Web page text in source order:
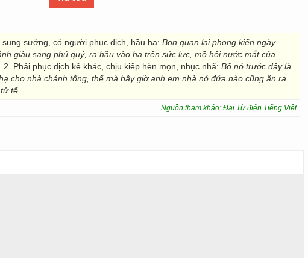
sung sướng, có người phục dịch, hầu hạ: Bọn quan lại phong kiến ngày
giàu sang phú quý, ra hầu vào hạ trên sức lực, mồ hôi nước mắt của
. 2. Phải phục dịch kẻ khác, chịu kiếp hèn mọn, nhục nhã: Bố nó trước đây là
cho nhà chánh tổng, thế mà bây giờ anh em nhà nó đứa nào cũng ăn ra
tế.
Nguồn tham khảo: Đại Từ điển Tiếng Việt